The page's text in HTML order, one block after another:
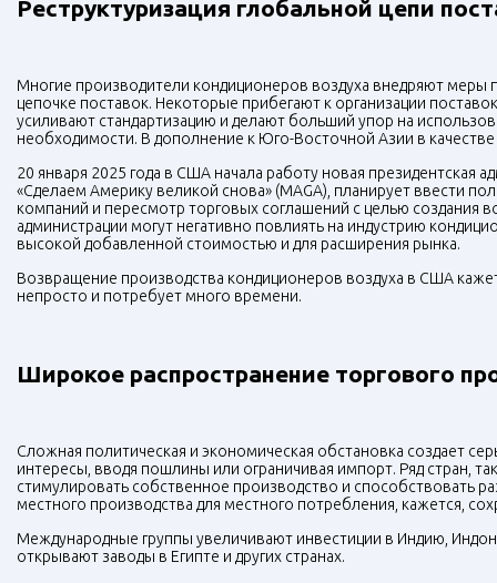
Реструктуризация глобальной цепи
Многие производители кондиционеров воздуха внедряют
цепочке поставок. Некоторые прибегают к организации
усиливают стандартизацию и делают больший упор на
необходимости. В дополнение к Юго-Восточной Азии в
20 января 2025 года в США начала работу новая
«Сделаем Америку великой снова» (MAGA), планирует ввести
компаний и пересмотр торговых соглашений с целью создания
администрации могут негативно повлиять на индустрию
высокой добавленной стоимостью и для расширения рынка.
Возвращение производства кондиционеров воздуха в США
непросто и потребует много времени.
Широкое распространение торгового
Сложная политическая и экономическая обстановка создает
интересы, вводя пошлины или ограничивая импорт. Ряд стран,
стимулировать собственное производство и способствовать
местного производства для местного потребления, кажется,
Международные группы увеличивают инвестиции в Индию,
открывают заводы в Египте и других странах.